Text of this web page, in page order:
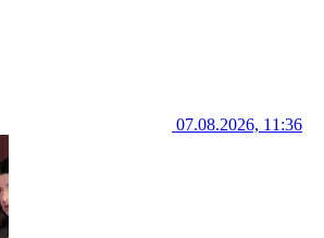
07.08.2026, 11:36